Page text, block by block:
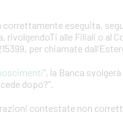
eseguita,
alle Filiali o al
per chiamate
”, la Banca
dopo?”.
contestate non